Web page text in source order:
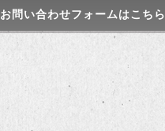
お問い合わせフォームはこちら